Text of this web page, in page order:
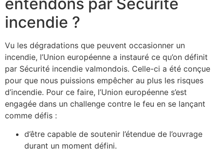
incendie ?
Vu les dégradations que peuvent occasionner un
incendie, l’Union européenne a instauré ce qu’on définit
par Sécurité incendie valmondois. Celle-ci a été conçue
pour que nous puissions empêcher au plus les risques
d’incendie. Pour ce faire, l’Union européenne s’est
engagée dans un challenge contre le feu en se lançant
comme défis :
d’être capable de soutenir l’étendue de l’ouvrage
durant un moment défini.